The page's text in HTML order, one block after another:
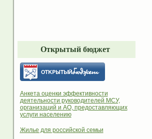
Открытый бюджет
Анкета оценки эффективности
деятельности руководителей МСУ,
организаций и АО, предоставляющих
услуги населению
Жилье для российской семьи